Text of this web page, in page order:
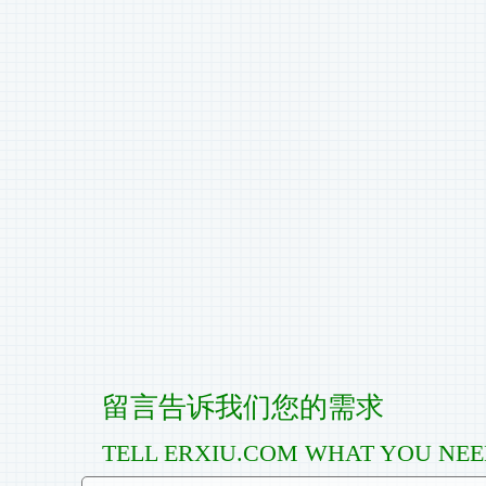
留言告诉我们您的需求
TELL ERXIU.COM WHAT YOU